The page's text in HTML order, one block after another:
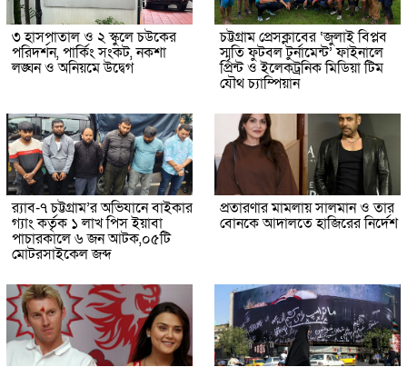
৩ হাসপাতাল ও ২ স্কুলে চউকের
পরিদর্শন, পার্কিং সংকট, নকশা
লঙ্ঘন ও অনিয়মে উদ্বেগ
চট্টগ্রাম প্রেসক্লাবের ‘জুলাই বিপ্লব
স্মৃতি ফুটবল টুর্নামেন্ট’ ফাইনালে
প্রিন্ট ও ইলেকট্রনিক মিডিয়া টিম
যৌথ চ্যাম্পিয়ান
র‌্যাব-৭ চট্টগ্রাম’র অভিযানে বাইকার
গ্যাং কর্তৃক ১ লাখ পিস ইয়াবা
পাচারকালে ৬ জন আটক,০৫টি
মোটরসাইকেল জব্দ
প্রতারণার মামলায় সালমান ও তার
বোনকে আদালতে হাজিরের নির্দেশ